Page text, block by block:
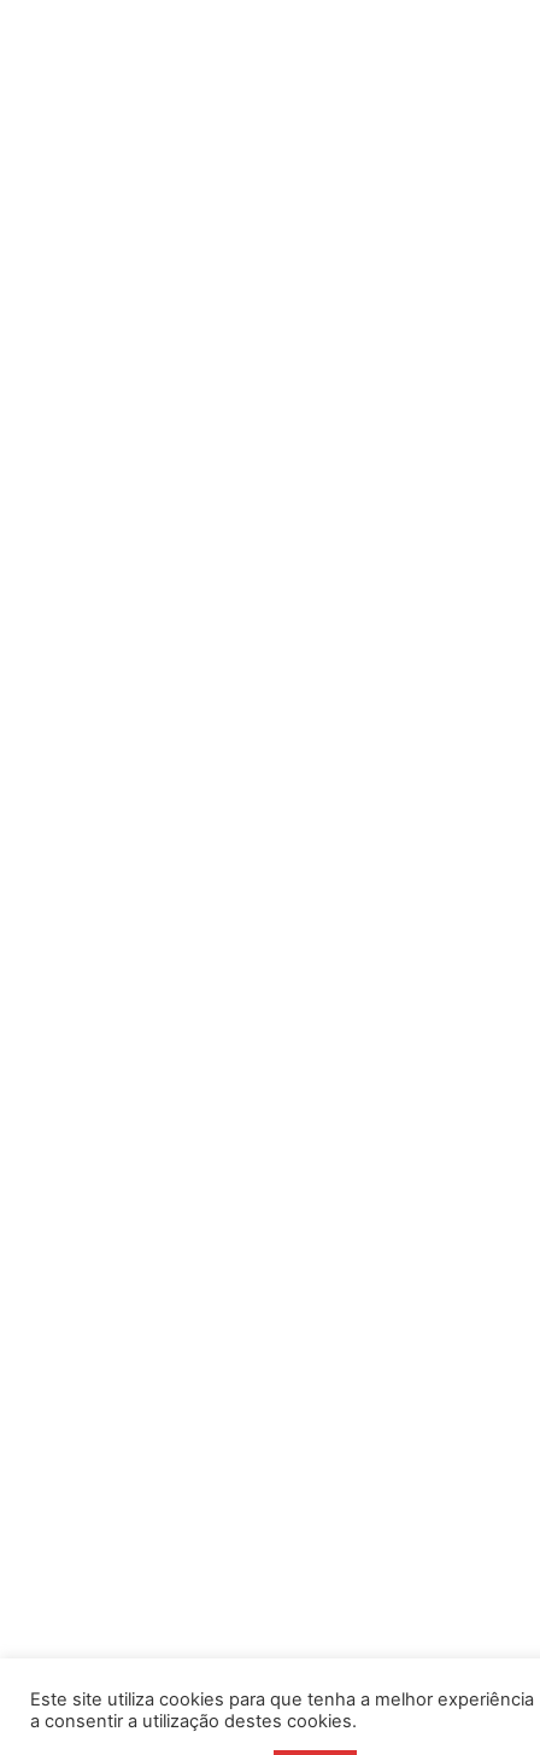
Este site utiliza cookies para que tenha a melhor
a consentir a utilização destes cookies.